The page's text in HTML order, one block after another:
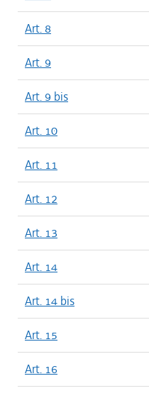
Art. 8
Art. 9
Art. 9 bis
Art. 10
Art. 11
Art. 12
Art. 13
Art. 14
Art. 14 bis
Art. 15
Art. 16